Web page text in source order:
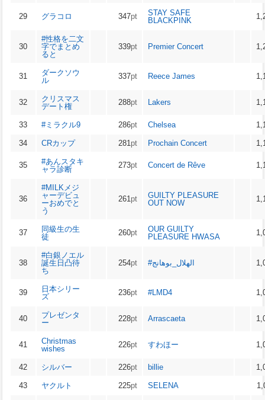
29 グラコロ 347pt
STAY SAFE
BLACKPINK
30
#性格を二文
字でまとめ
ると
339pt Premier Concert
31
ダークソウ
ル
337pt Reece James
32
クリスマス
デート権
288pt Lakers
33 #ミラクル9 286pt Chelsea
34 CRカップ 281pt Prochain Concert
35
#あんスタキ
ャラ診断
273pt Concert de Rêve
36
#MILKメジ
ャーデビュ
ーおめでと
う
261pt
GUILTY PLEASURE
OUT NOW
37
同級生の生
徒
260pt
OUR GUILTY
PLEASURE HWASA
38
#白銀ノエル
誕生日凸待
ち
254pt #الهلال_بوهانج
39
日本シリー
ズ
236pt #LMD4
40
プレゼンタ
ー
228pt Arrascaeta
41
Christmas
wishes
226pt すわほー
42 シルバー 226pt billie
43 ヤクルト 225pt SELENA